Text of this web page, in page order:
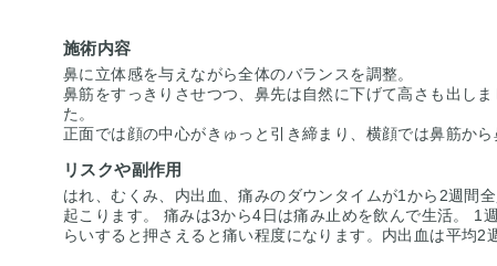
施術内容
鼻に立体感を与えながら全体のバランスを調整。
鼻筋をすっきりさせつつ、鼻先は自然に下げて高さも出しま
た。
正面では顔の中心がきゅっと引き締まり、横顔では鼻筋から
リスクや副作用
はれ、むくみ、内出血、痛みのダウンタイムが1から2週間
起こります。 痛みは3から4日は痛み止めを飲んで生活。 1週
らいすると押さえると痛い程度になります。内出血は平均2